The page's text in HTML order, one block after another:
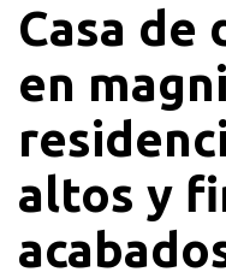
Casa de
en
altos y